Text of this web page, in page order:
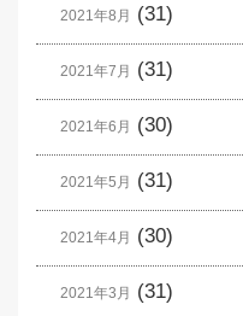
2021年8月 (31)
2021年7月 (31)
2021年6月 (30)
2021年5月 (31)
2021年4月 (30)
2021年3月 (31)